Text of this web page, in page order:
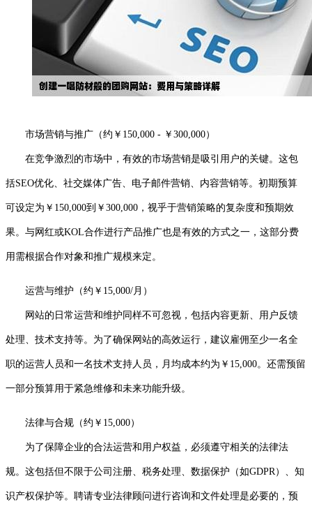
市场营销与推广（约￥150,000 - ￥300,000）
在竞争激烈的市场中，有效的市场营销是吸引用户的关键。这包
括SEO优化、社交媒体广告、电子邮件营销、内容营销等。初期预算
可设定为￥150,000到￥300,000，视乎于营销策略的复杂度和预期效
果。与网红或KOL合作进行产品推广也是有效的方式之一，这部分费
用需根据合作对象和推广规模来定。
运营与维护（约￥15,000/月）
网站的日常运营和维护同样不可忽视，包括内容更新、用户反馈
处理、技术支持等。为了确保网站的高效运行，建议雇佣至少一名全
职的运营人员和一名技术支持人员，月均成本约为￥15,000。还需预留
一部分预算用于紧急维修和未来功能升级。
法律与合规（约￥15,000）
为了保障企业的合法运营和用户权益，必须遵守相关的法律法
规。这包括但不限于公司注册、税务处理、数据保护（如GDPR）、知
识产权保护等。聘请专业法律顾问进行咨询和文件处理是必要的，预